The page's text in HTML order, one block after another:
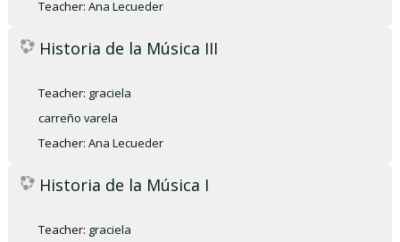
Teacher:Ana Lecueder
Historia de la Música III
Teacher: graciela
carreño varela
Teacher:Ana Lecueder
Historia de la Música I
Teacher: graciela